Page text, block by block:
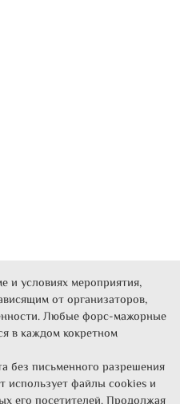
и условиях мероприятия,
от организаторов,
Любые форс-мажорные
в каждом кокретном
без письменного разрешения
использует файлы cookies и